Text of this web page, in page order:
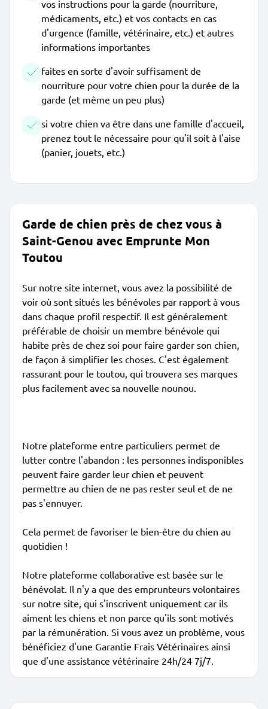
vos instructions pour la garde (nourriture,
médicaments, etc.) et vos contacts en cas
d'urgence (famille, vétérinaire, etc.) et autres
informations importantes
faites en sorte d'avoir suffisament de
nourriture pour votre chien pour la durée de la
garde (et même un peu plus)
si votre chien va être dans une famille d'accueil,
prenez tout le nécessaire pour qu'il soit à l'aise
(panier, jouets, etc.)
Garde de chien près de chez vous à
Saint-Genou avec Emprunte Mon
Toutou
Sur notre site internet, vous avez la possibilité de
voir où sont situés les bénévoles par rapport à vous
dans chaque profil respectif. Il est généralement
préférable de choisir un membre bénévole qui
habite près de chez soi pour faire garder son chien,
de façon à simplifier les choses. C'est également
rassurant pour le toutou, qui trouvera ses marques
plus facilement avec sa nouvelle nounou.
Notre plateforme entre particuliers permet de
lutter contre l'abandon : les personnes indisponibles
peuvent faire garder leur chien et peuvent
permettre au chien de ne pas rester seul et de ne
pas s'ennuyer.
Cela permet de favoriser le bien-être du chien au
quotidien !
Notre plateforme collaborative est basée sur le
bénévolat. Il n'y a que des emprunteurs volontaires
sur notre site, qui s'inscrivent uniquement car ils
aiment les chiens et non parce qu'ils sont motivés
par la rémunération. Si vous avez un problème, vous
bénéficiez d'une Garantie Frais Vétérinaires ainsi
que d'une assistance vétérinaire 24h/24 7j/7.